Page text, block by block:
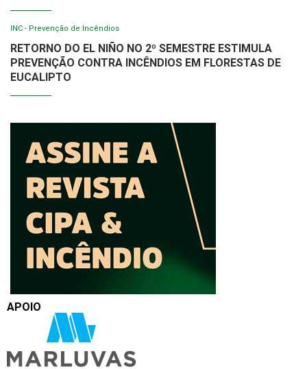
INC - Prevenção de Incêndios
RETORNO DO EL NIÑO NO 2º SEMESTRE ESTIMULA
PREVENÇÃO CONTRA INCÊNDIOS EM FLORESTAS DE
EUCALIPTO
APOIO